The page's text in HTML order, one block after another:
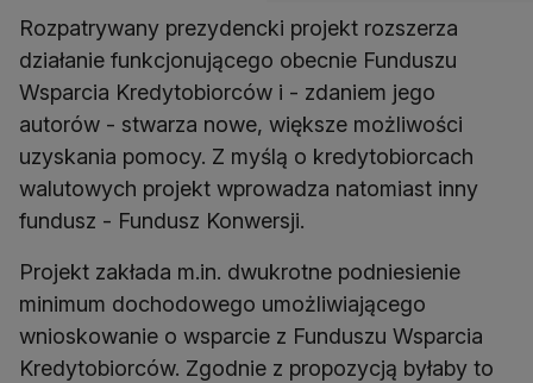
Rozpatrywany prezydencki projekt rozszerza
działanie funkcjonującego obecnie Funduszu
Wsparcia Kredytobiorców i - zdaniem jego
autorów - stwarza nowe, większe możliwości
uzyskania pomocy. Z myślą o kredytobiorcach
walutowych projekt wprowadza natomiast inny
fundusz - Fundusz Konwersji.
Projekt zakłada m.in. dwukrotne podniesienie
minimum dochodowego umożliwiającego
wnioskowanie o wsparcie z Funduszu Wsparcia
Kredytobiorców. Zgodnie z propozycją byłaby to